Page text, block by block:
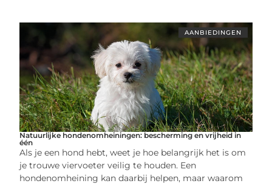
AANBIEDINGEN
Natuurlijke hondenomheiningen: bescherming en vrijheid in
één
Als je een hond hebt, weet je hoe belangrijk het is om
je trouwe viervoeter veilig te houden. Een
hondenomheining kan daarbij helpen, maar waarom